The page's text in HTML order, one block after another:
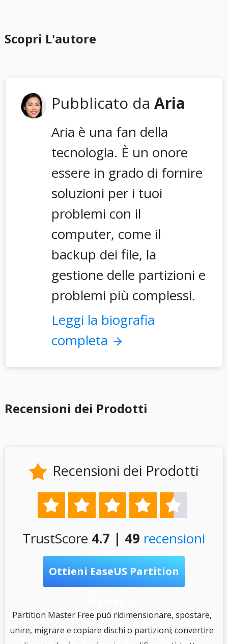
Scopri L'autore
Pubblicato da Aria
Aria è una fan della
tecnologia. È un onore
essere in grado di fornire
soluzioni per i tuoi
problemi con il
computer, come il
backup dei file, la
gestione delle partizioni e
problemi più complessi.
Leggi la biografia
completa
Recensioni dei Prodotti
 Recensioni dei Prodotti
    
TrustScore 4.7 | 49 recensioni
Ottieni EaseUS Partition
Partition Master Free può ridimensionare, spostare,
unire, migrare e copiare dischi o partizioni; convertire